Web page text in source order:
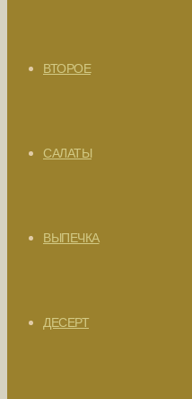
ВТОРОЕ
САЛАТЫ
ВЫПЕЧКА
ДЕСЕРТ